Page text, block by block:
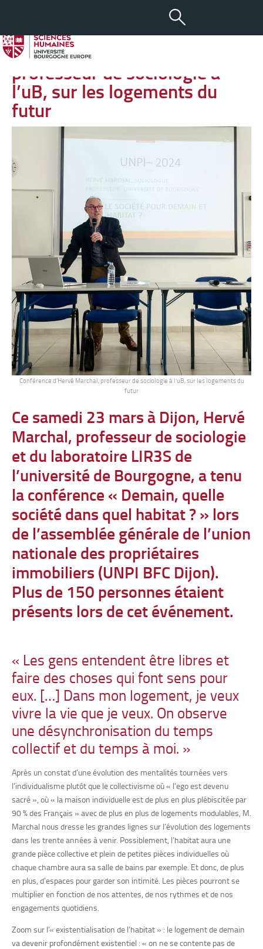
aA - +
25 MAR 2024
Conférence d’Hervé Marchal,
professeur de sociologie à
l’uB, sur les logements du
futur
Conférence d'Hervé Marchal, professeur de sociologie à l’uB, sur les logements du
futur
Ce samedi 23 mars à Dijon, Hervé
Marchal, professeur de sociologie
et du laboratoire LIR3S de
l’université de Bourgogne, a tenu
la conférence« Demain, quelle
société dans quel habitat ? » lors
de l’assemblée générale de l’union
nationale des propriétaires
immobiliers (UNPI BFC Dijon).
Plus de 150 personnes étaient
présents lors de cet événement.
« Les gens entendent être libres et
faire des choses qui font sens pour
eux. […] Dans mon logement, je veux
vivre la vie que je veux. On observe
une désynchronisation du temps
collectif et du temps à moi. »
Après un constat d’une évolution des mentalités tournées vers
l’individualisme plutôt que le collectivisme où « l’ego est devenu
sacré », où « la maison individuelle est de plus en plus plébiscitée par
90 % des Français » avec de plus en plus de logements modulables, M.
Marchal nous dresse les grandes lignes sur l’évolution des logements
dans les trente années à venir. Possiblement, l’habitat aura une
grande pièce collective et plein de petites pièces individuelles où
chaque chambre aura sa salle de bains par exemple. Et donc, de plus
en plus, d’espaces pour garder son intimité. Les pièces pourront se
multiplier en fonction de nos attentes, de nos rythmes et de nos
engagements quotidiens.
Zoom sur l’« existentialisation de l’habitat » : le logement de demain
va devenir profondément existentiel : « on ne se contente pas de